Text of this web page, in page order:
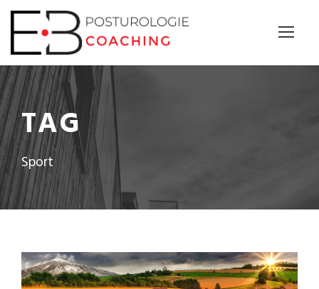
TAG
Sport
Panneau de gestion des cookies